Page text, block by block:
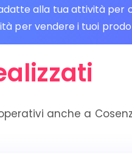
alla tua attività per
per vendere i tuoi
anche a